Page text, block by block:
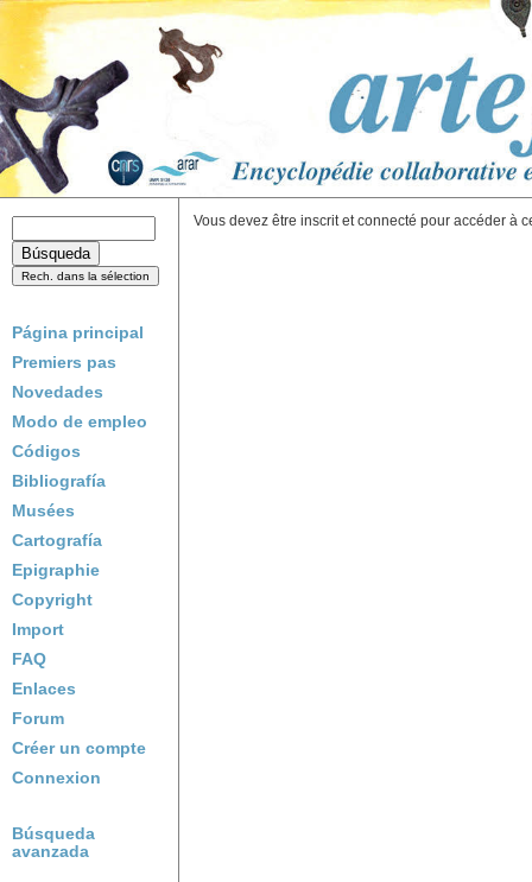
Página principal
Premiers pas
Novedades
Modo de empleo
Códigos
Bibliografía
Musées
Cartografía
Epigraphie
Copyright
Import
FAQ
Enlaces
Forum
Créer un compte
Connexion
Búsqueda
avanzada
Vous devez être inscrit et connecté pour accéder à